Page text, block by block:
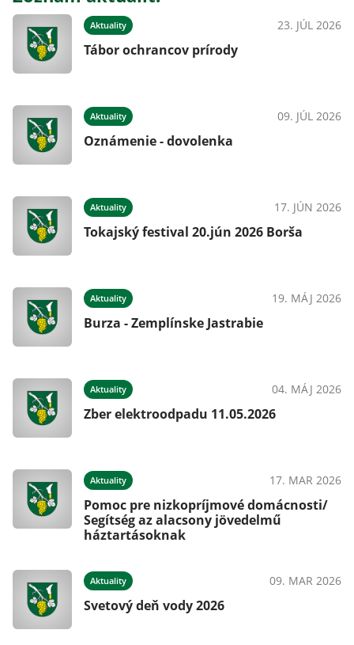
Aktuality 23. JÚL 2026
Tábor ochrancov prírody
Aktuality 09. JÚL 2026
Oznámenie - dovolenka
Aktuality 17. JÚN 2026
Tokajský festival 20.jún 2026 Borša
Aktuality 19. MÁJ 2026
Burza - Zemplínske Jastrabie
Aktuality 04. MÁJ 2026
Zber elektroodpadu 11.05.2026
Aktuality 17. MAR 2026
Pomoc pre nizkopríjmové domácnosti/
Segítség az alacsony jövedelmű
háztartásoknak
Aktuality 09. MAR 2026
Svetový deň vody 2026